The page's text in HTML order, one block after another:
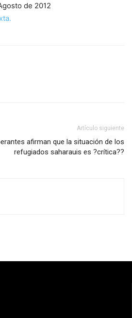
de 2012
Artículo siguiente
afirman que la situación de los
refugiados saharauis es ?crítica??